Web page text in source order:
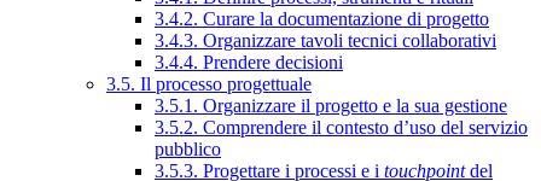
3.4.2. Curare la documentazione di progetto
3.4.3. Organizzare tavoli tecnici collaborativi
3.4.4. Prendere decisioni
3.5. Il processo progettuale
3.5.1. Organizzare il progetto e la sua gestione
3.5.2. Comprendere il contesto d’uso del servizio
pubblico
3.5.3. Progettare i processi e i touchpointdel